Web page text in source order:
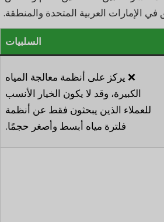
في الإمارات العربية المتحدة والمنطقة.
السلبيات
❌ يركز على أنظمة معالجة المياه
الكبيرة، وقد لا يكون الخيار الأنسب
للعملاء الذين يبحثون فقط عن أنظمة
فلترة مياه أبسط وأصغر حجمًا.